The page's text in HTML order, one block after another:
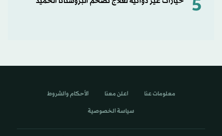
5
معلومات عنا اعلن معنا الأحكام والشروط
سياسة الخصوصية